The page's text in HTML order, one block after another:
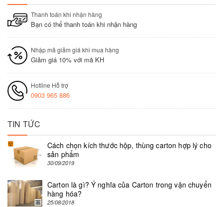
Thanh toán khi nhận hàng
Bạn có thể thanh toán khi nhận hàng
Nhập mã giảm giá khi mua hàng
Giảm giá 10% với mã KH
Hotline Hỗ trợ
0903 965 886
TIN TỨC
Cách chọn kích thước hộp, thùng carton hợp lý cho
sản phẩm
30/09/2019
Carton là gì? Ý nghĩa của Carton trong vận chuyển
hàng hóa?
25/08/2018